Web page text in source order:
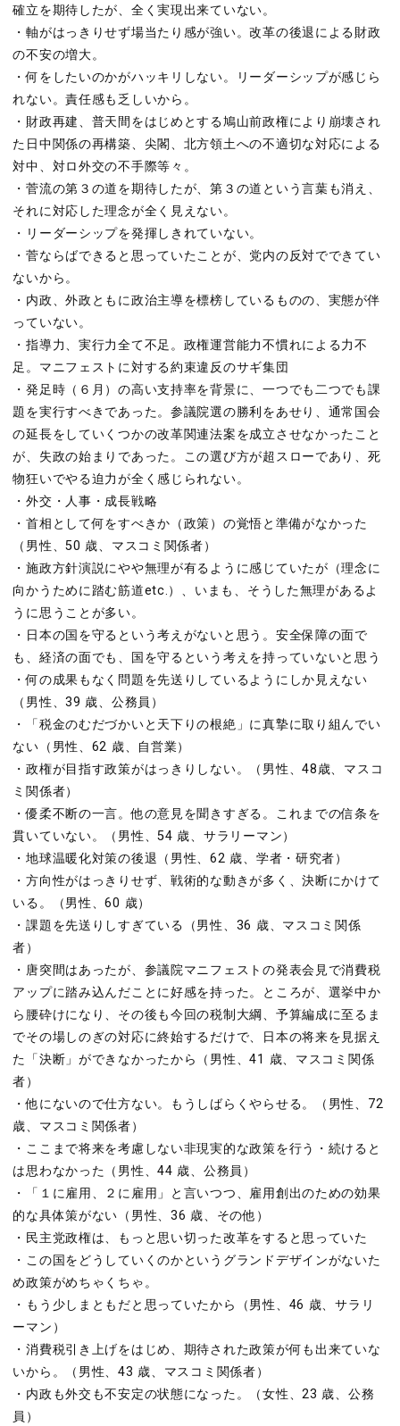
確立を期待したが、全く実現出来ていない。
・軸がはっきりせず場当たり感が強い。改革の後退による財政
の不安の増大。
・何をしたいのかがハッキリしない。リーダーシップが感じら
れない。責任感も乏しいから。
・財政再建、普天間をはじめとする鳩山前政権により崩壊され
た日中関係の再構築、尖閣、北方領土への不適切な対応による
対中、対ロ外交の不手際等々。
・菅流の第３の道を期待したが、第３の道という言葉も消え、
それに対応した理念が全く見えない。
・リーダーシップを発揮しきれていない。
・菅ならばできると思っていたことが、党内の反対でできてい
ないから。
・内政、外政ともに政治主導を標榜しているものの、実態が伴
っていない。
・指導力、実行力全て不足。政権運営能力不慣れによる力不
足。マニフェストに対する約束違反のサギ集団
・発足時（６月）の高い支持率を背景に、一つでも二つでも課
題を実行すべきであった。参議院選の勝利をあせり、通常国会
の延長をしていくつかの改革関連法案を成立させなかったこと
が、失政の始まりであった。この選び方が超スローであり、死
物狂いでやる迫力が全く感じられない。
・外交・人事・成長戦略
・首相として何をすべきか（政策）の覚悟と準備がなかった
（男性、50 歳、マスコミ関係者）
・施政方針演説にやや無理が有るように感じていたが（理念に
向かうために踏む筋道etc.）、いまも、そうした無理があるよ
うに思うことが多い。
・日本の国を守るという考えがないと思う。安全保障の面で
も、経済の面でも、国を守るという考えを持っていないと思う
・何の成果もなく問題を先送りしているようにしか見えない
（男性、39 歳、公務員）
・「税金のむだづかいと天下りの根絶」に真摯に取り組んでい
ない（男性、62 歳、自営業）
・政権が目指す政策がはっきりしない。（男性、48歳、マスコ
ミ関係者）
・優柔不断の一言。他の意見を聞きすぎる。これまでの信条を
貫いていない。（男性、54 歳、サラリーマン）
・地球温暖化対策の後退（男性、62 歳、学者・研究者）
・方向性がはっきりせず、戦術的な動きが多く、決断にかけて
いる。（男性、60 歳）
・課題を先送りしすぎている（男性、36 歳、マスコミ関係
者）
・唐突間はあったが、参議院マニフェストの発表会見で消費税
アップに踏み込んだことに好感を持った。ところが、選挙中か
ら腰砕けになり、その後も今回の税制大綱、予算編成に至るま
でその場しのぎの対応に終始するだけで、日本の将来を見据え
た「決断」ができなかったから（男性、41 歳、マスコミ関係
者）
・他にないので仕方ない。もうしばらくやらせる。（男性、72
歳、マスコミ関係者）
・ここまで将来を考慮しない非現実的な政策を行う・続けると
は思わなかった（男性、44 歳、公務員）
・「１に雇用、２に雇用」と言いつつ、雇用創出のための効果
的な具体策がない（男性、36 歳、その他）
・民主党政権は、もっと思い切った改革をすると思っていた
・この国をどうしていくのかというグランドデザインがないた
め政策がめちゃくちゃ。
・もう少しまともだと思っていたから（男性、46 歳、サラリ
ーマン）
・消費税引き上げをはじめ、期待された政策が何も出来ていな
いから。（男性、43 歳、マスコミ関係者）
・内政も外交も不安定の状態になった。（女性、23 歳、公務
員）